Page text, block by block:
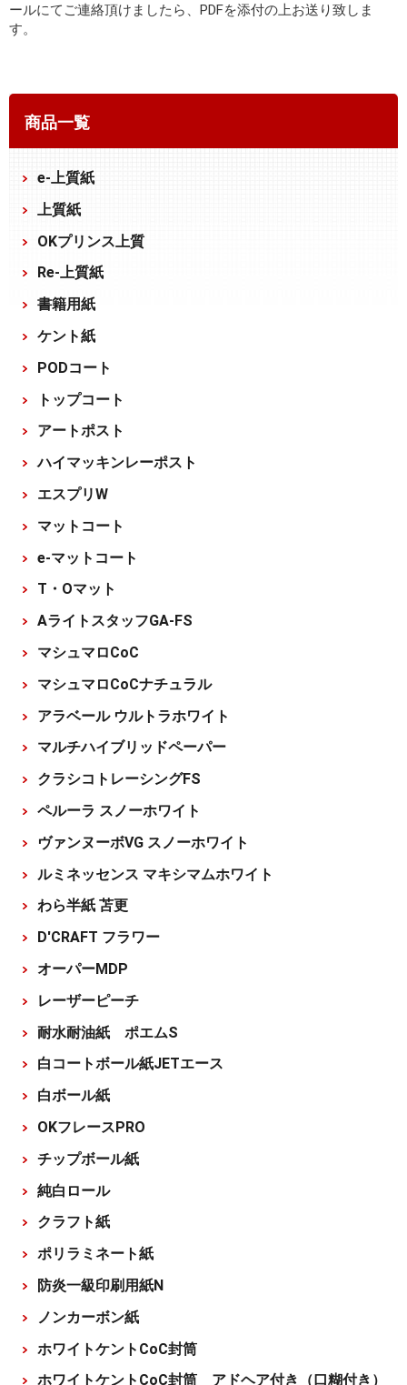
ールにてご連絡頂けましたら、PDFを添付の上お送り致しま
す。
商品一覧
e-上質紙
上質紙
OKプリンス上質
Re-上質紙
書籍用紙
ケント紙
PODコート
トップコート
アートポスト
ハイマッキンレーポスト
エスプリW
マットコート
e-マットコート
T・Oマット
AライトスタッフGA-FS
マシュマロCoC
マシュマロCoCナチュラル
アラベール ウルトラホワイト
マルチハイブリッドペーパー
クラシコトレーシングFS
ペルーラ スノーホワイト
ヴァンヌーボVG スノーホワイト
ルミネッセンス マキシマムホワイト
わら半紙 苫更
D'CRAFT フラワー
オーパーMDP
レーザーピーチ
耐水耐油紙 ポエムS
白コートボール紙JETエース
白ボール紙
OKフレースPRO
チップボール紙
純白ロール
クラフト紙
ポリラミネート紙
防炎一級印刷用紙N
ノンカーボン紙
ホワイトケントCoC封筒
ホワイトケントCoC封筒 アドヘア付き（口糊付き）